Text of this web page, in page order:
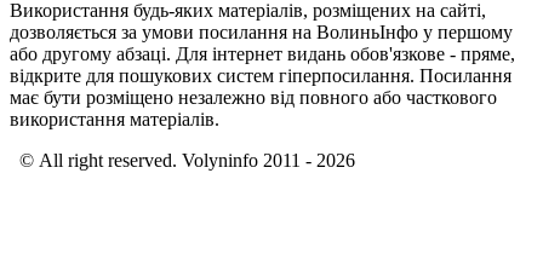
Використання будь-яких матеріалів, розміщених на сайті,
дозволяється за умови посилання на ВолиньІнфо у першому
або другому абзаці. Для інтернет видань обов'язкове - пряме,
відкрите для пошукових систем гіперпосилання. Посилання
має бути розміщено незалежно від повного або часткового
використання матеріалів.
© All right reserved. Volyninfo 2011 - 2026